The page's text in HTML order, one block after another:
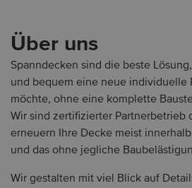
Über uns
Spanndecken sind die beste
und bequem eine neue individuelle
möchte, ohne eine komplette
Wir sind zertifizierter Partnerbetrieb
erneuern Ihre Decke meist
und das ohne jegliche
Wir gestalten mit viel Blick auf